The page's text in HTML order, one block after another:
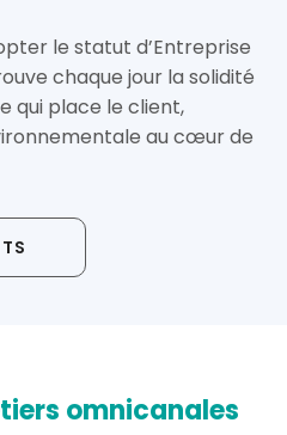
le statut d’Entreprise
chaque jour la solidité
qui place le client,
au cœur de
omnicanales